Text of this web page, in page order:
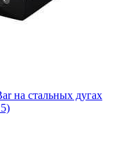
на стальных дугах